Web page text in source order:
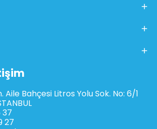
Aile Bahçesi Litros Yolu Sok. No: 6/1
37
27